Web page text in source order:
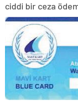
ciddi bir ceza